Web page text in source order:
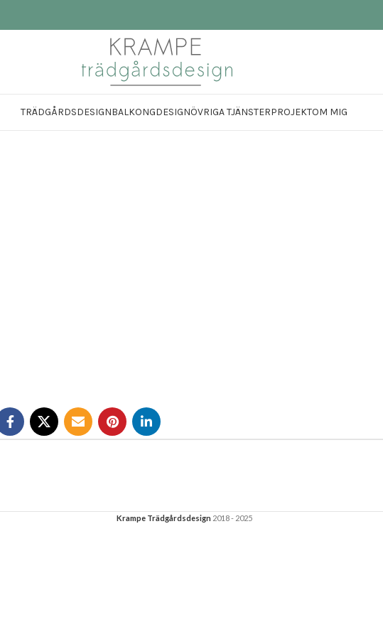
TRÄDGÅRDSDESIGNBALKONGDESIGNÖVRIGA TJÄNSTERPROJEKTOM MIG
Krampe Trädgårdsdesign 2018 - 2025